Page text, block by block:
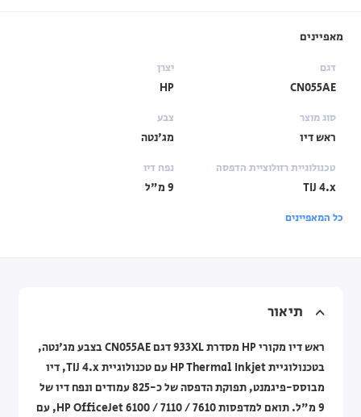
מאפיינים
דגם
CN055AE
יצרן
HP
סוג מוצר
ראש דיו
צבע
מג'נטה
טכנולוגיית רזולוציית הדפסה
TIJ 4.x
נפח דיו
9 מ"ל
כל המאפיינים
תיאור
ראש דיו מקורי HP מסדרת 933XL דגם CN055AE בצבע מג'נטה,
בטכנולוגיית HP Thermal Inkjet עם טכנולוגיית TIJ 4.x, דיו
מבוסס-פיגמנט, תפוקת הדפסה של כ-825 עמודים ונפח דיו של
9 מ"ל. תואם למדפסות HP OfficeJet 6100 / 7110 / 7610, עם